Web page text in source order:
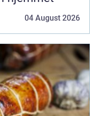
04 August 2026